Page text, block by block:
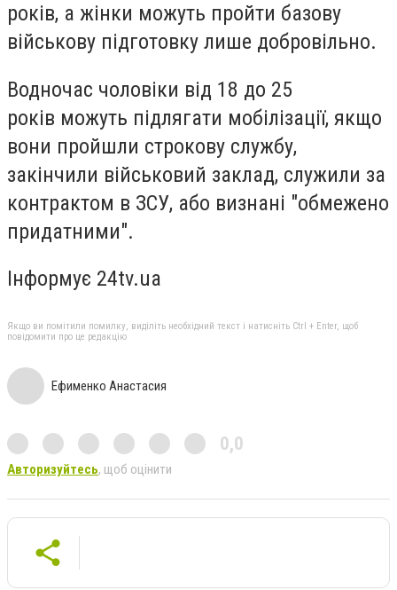
років, а жінки можуть пройти базову
військову підготовку лише добровільно.
Водночас чоловіки від 18 до 25
років можуть підлягати мобілізації, якщо
вони пройшли строкову службу,
закінчили військовий заклад, служили за
контрактом в ЗСУ, або визнані "обмежено
придатними".
Інформує 24tv.ua
Якщо ви помітили помилку, виділіть необхідний текст і натисніть Ctrl + Enter, щоб
повідомити про це редакцію
Ефименко Анастасия
0,0
Авторизуйтесь, щоб оцінити